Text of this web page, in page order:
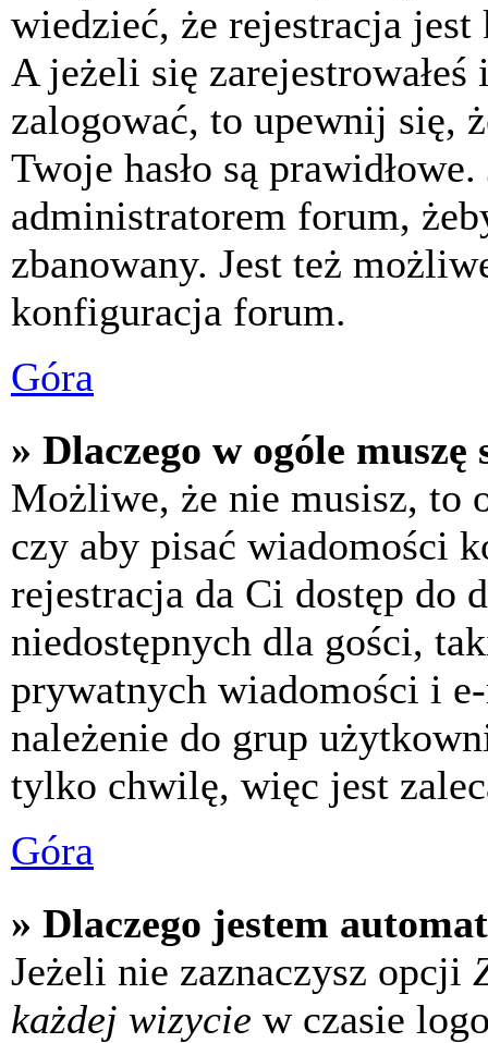
wiedzieć, że rejestracja
A jeżeli się
zalogować, to upewnij się,
Twoje hasło są
administratorem forum,
zbanowany. Jest też
konfiguracja forum.
Góra
» Dlaczego w ogóle
Możliwe, że nie musisz, to
czy aby pisać wiadomości
rejestracja da Ci dostęp do
niedostępnych dla gości,
prywatnych wiadomości i
należenie do grup
tylko chwilę, więc jest
Góra
» Dlaczego jestem
Jeżeli nie zaznaczysz opcji
każdej wizycie w czasie